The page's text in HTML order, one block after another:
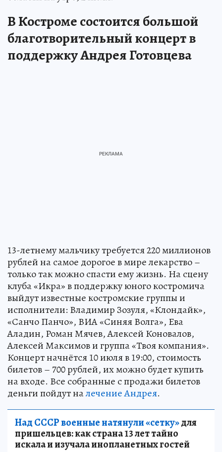
В Костроме состоится большой
благотворительный концерт в
поддержку Андрея Готовцева
13-летнему мальчику требуется 220 миллионов
рублей на самое дорогое в мире лекарство –
только так можно спасти ему жизнь. На сцену
клуба «Икра» в поддержку юного костромича
выйдут известные костромские группы и
исполнители: Владимир Зозуля, «Клондайк»,
«Санчо Панчо», ВИА «Синяя Волга», Ева
Аладин, Роман Мячев, Алексей Коновалов,
Алексей Максимов и группа «Твоя компания».
Концерт начнётся 10 июля в 19:00, стоимость
билетов – 700 рублей, их можно будет купить
на входе. Все собранные с продажи билетов
деньги пойдут налечение Андрея.
Над СССР военные натянули «сетку»для
пришельцев: как страна 13 лет тайно
искала и изучала инопланетных гостей